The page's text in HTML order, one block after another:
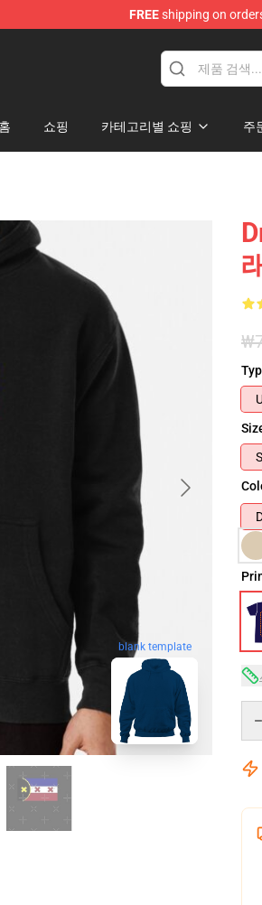
FREEshipping on
홈 쇼핑 카테고리별 쇼핑 주
blank template
S